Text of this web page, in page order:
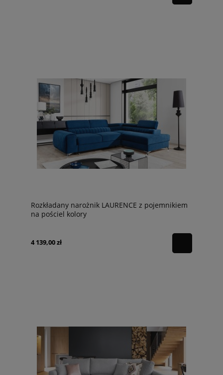
Rozkładany narożnik LAURENCE z pojemnikiem
na pościel kolory
4 139,00 zł